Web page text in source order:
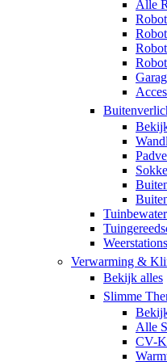
Alle
Weerstations
Verwarming &
Bekijk alles
Slimme
Alle
CV-